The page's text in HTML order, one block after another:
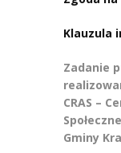
Klauzula
Zadanie
CRAS –
Gminy